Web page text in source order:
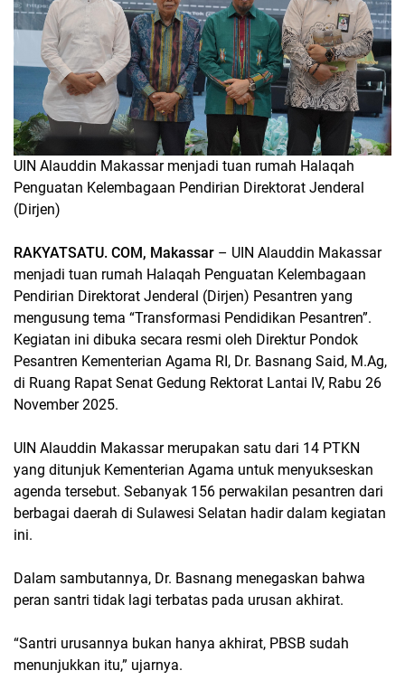
UIN Alauddin Makassar menjadi tuan rumah Halaqah
Penguatan Kelembagaan Pendirian Direktorat Jenderal
(Dirjen)
RAKYATSATU. COM, Makassar – UIN Alauddin Makassar
menjadi tuan rumah Halaqah Penguatan Kelembagaan
Pendirian Direktorat Jenderal (Dirjen) Pesantren yang
mengusung tema “Transformasi Pendidikan Pesantren”.
Kegiatan ini dibuka secara resmi oleh Direktur Pondok
Pesantren Kementerian Agama RI, Dr. Basnang Said, M.Ag,
di Ruang Rapat Senat Gedung Rektorat Lantai IV, Rabu 26
November 2025.
UIN Alauddin Makassar merupakan satu dari 14 PTKN
yang ditunjuk Kementerian Agama untuk menyukseskan
agenda tersebut. Sebanyak 156 perwakilan pesantren dari
berbagai daerah di Sulawesi Selatan hadir dalam kegiatan
ini.
Dalam sambutannya, Dr. Basnang menegaskan bahwa
peran santri tidak lagi terbatas pada urusan akhirat.
“Santri urusannya bukan hanya akhirat, PBSB sudah
menunjukkan itu,” ujarnya.